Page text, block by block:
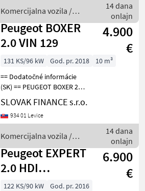
okná,
Komercijalna vozila /
Peugeot
14 dana
onlajn
Peugeot BOXER
2.0 VIN 129
4.900
€
131 KS/96 kW God. pr. 2018
10 m³
== Dodatočné informácie
(SK) == PEUGEOT BOXER 2, 0
diesel L2H2 r.v. 09/2018, 319
493 km, EURO 6, 96 kW,
1997 cm3, manuál, 3 miesta
okná,
SLOVAK FINANCE s.r.o.
934 01 Levice
Komercijalna vozila /
Peugeot
14 dana
onlajn
Peugeot EXPERT
2.0 HDI
DANGEL431
6.900
€
122 KS/90 kW
God. pr. 2016